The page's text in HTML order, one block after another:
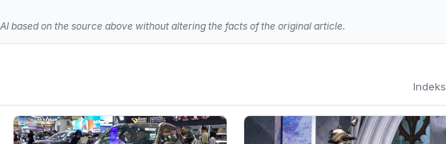
based on the source above without altering the facts of the original article.
Indeks